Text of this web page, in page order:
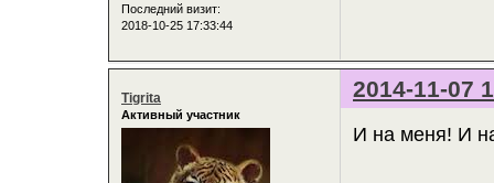
Последний визит:
2018-10-25 17:33:44
2014-11-07
Tigrita
Активный участник
И на меня! И